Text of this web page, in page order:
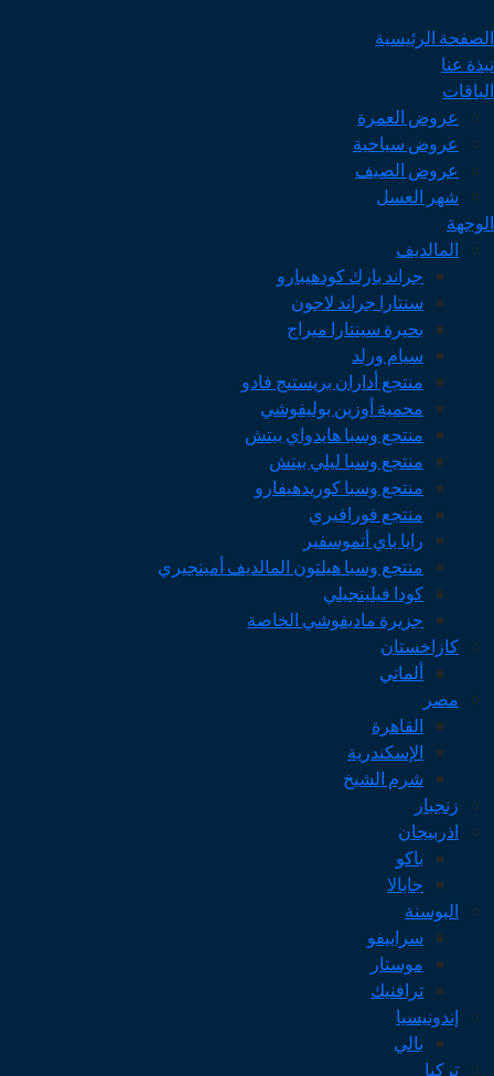
الصفحة الرئيسية
نبذة عنا
الباقات
عروض العمرة
عروض سياحية
عروض الصيف
شهر العسل
الوجهة
المالديف
جراند بارك كودهيبارو
سنتارا جراند لاجون
بحيرة سينتارا ميراج
سيام ورلد
منتجع أداران بريستيج فادو
محمية أوزين بوليفوشي
منتجع وسبا هايدواي بيتش
منتجع وسبا ليلي بيتش
منتجع وسبا كوريدهيفارو
منتجع فورافيري
رايا باي أتموسفير
منتجع وسبا هيلتون المالديف أمينجيري
كودا فيلينجيلي
جزيرة ماديفوشي الخاصة
كازاخستان
ألماتي
مصر
القاهرة
الإسكندرية
شرم الشيخ
زنجبار
اذربيجان
باكو
جابالا
البوسنة
سراييفو
موستار
ترافنيك
إندونيسيا
بالي
تركيا